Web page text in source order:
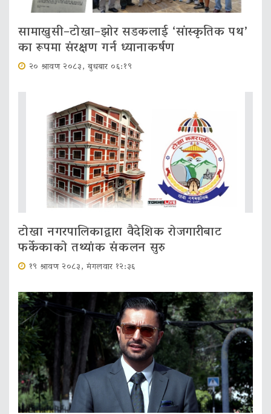
सामाखुसी–टोखा–झोर सडकलाई ‘सांस्कृतिक पथ’
का रूपमा संरक्षण गर्न ध्यानाकर्षण
२० श्रावण २०८३, बुधबार ०६:१९
टोखा नगरपालिकाद्वारा वैदेशिक रोजगारीबाट
फर्केकाको तथ्यांक संकलन सुरु
१९ श्रावण २०८३, मंगलवार १२:३६